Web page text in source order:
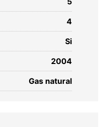
4
Si
2004
Gas natural